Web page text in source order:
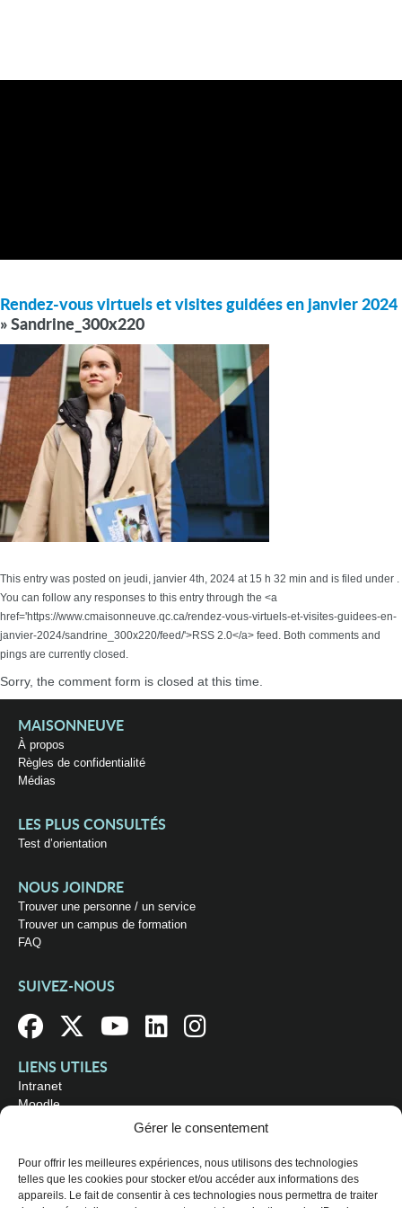
Gérer le consentement
Pour offrir les meilleures expériences, nous utilisons des technologies
telles que les cookies pour stocker et/ou accéder aux informations des
appareils. Le fait de consentir à ces technologies nous permettra de traiter
Rendez-vous virtuels et visites guidées en janvier 2024
» Sandrine_300x220
This entry was posted on jeudi, janvier 4th, 2024 at 15 h 32 min and is filed under .
You can follow any responses to this entry through the <a
href='https://www.cmaisonneuve.qc.ca/rendez-vous-virtuels-et-visites-guidees-en-
janvier-2024/sandrine_300x220/feed/'>RSS 2.0</a> feed. Both comments and
pings are currently closed.
Sorry, the comment form is closed at this time.
MAISONNEUVE
À propos
Règles de confidentialité
Médias
LES PLUS CONSULTÉS
Test d’orientation
NOUS JOINDRE
Trouver une personne / un service
Trouver un campus de formation
FAQ
SUIVEZ-NOUS
LIENS UTILES
Intranet
Moodle
OÙ NOUS TROUVER
Campus principal